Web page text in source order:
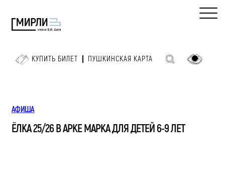
КУПИТЬ БИЛЕТ ПУШКИНСКАЯ КАРТА
АФИША
ЁЛКА 25/26 В АРКЕ МАРКА ДЛЯ ДЕТЕЙ 6-9 ЛЕТ